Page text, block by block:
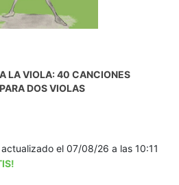
LA VIOLA: 40 CANCIONES
DOS VIOLAS
el 07/08/26 a las 10:11